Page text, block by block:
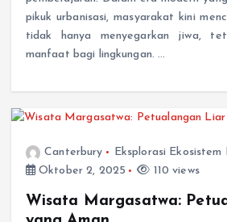
pikuk urbanisasi, masyarakat kini
tidak hanya menyegarkan jiwa,
manfaat bagi lingkungan. …
Canterbury
Eksplorasi
Oktober 2, 2025
110 views
Wisata Margasatwa: